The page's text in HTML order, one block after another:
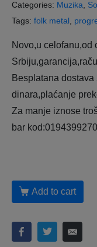
Categories: Muzika,
Tags: folk metal ,
Novo,u celofanu,od
Besplatana
dinara,plaćanje
Za manje iznose
bar
Add to cart